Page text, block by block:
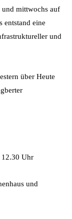
und mittwochs auf
entstand eine
und
über Heute
12.30 Uhr
und